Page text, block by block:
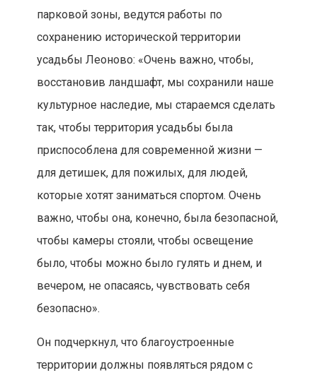
парковой зоны, ведутся работы по
сохранению исторической территории
усадьбы Леоново: «Очень важно, чтобы,
восстановив ландшафт, мы сохранили наше
культурное наследие, мы стараемся сделать
так, чтобы территория усадьбы была
приспособлена для современной жизни —
для детишек, для пожилых, для людей,
которые хотят заниматься спортом. Очень
важно, чтобы она, конечно, была безопасной,
чтобы камеры стояли, чтобы освещение
было, чтобы можно было гулять и днем, и
вечером, не опасаясь, чувствовать себя
безопасно».
Он подчеркнул, что благоустроенные
территории должны появляться рядом с